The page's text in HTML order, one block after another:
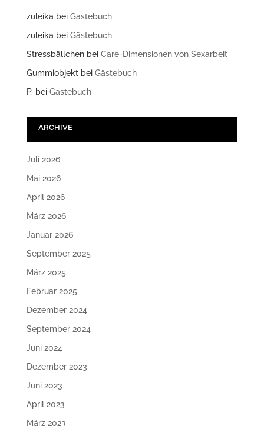
zuleikabei Gästebuch
zuleikabei Gästebuch
Stressbällchenbei Care-Dimensionen von Sexarbeit
Gummiobjektbei Gästebuch
P. bei Gästebuch
ARCHIVE
Juli 2026
Mai 2026
April 2026
März 2026
Januar 2026
September 2025
März 2025
Februar 2025
Dezember 2024
September 2024
Juni 2024
Dezember 2023
Juni 2023
April 2023
März 2023